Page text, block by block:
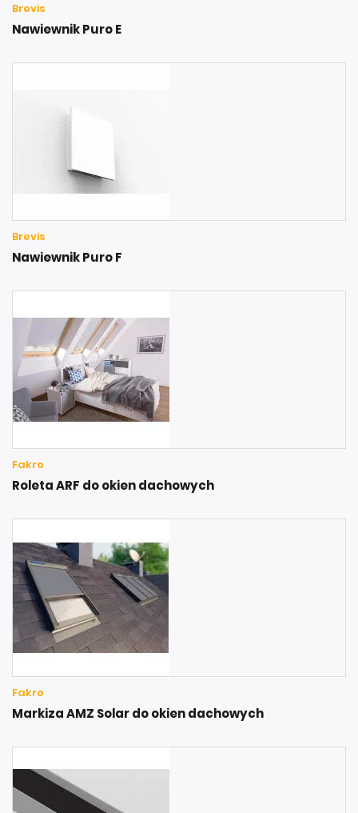
Brevis
Nawiewnik Puro E
Brevis
Nawiewnik Puro F
Fakro
Roleta ARF do okien dachowych
Fakro
Markiza AMZ Solar do okien dachowych